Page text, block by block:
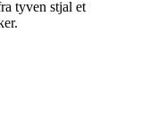
tyven stjal et